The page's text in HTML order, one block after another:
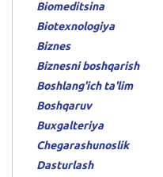
Biomeditsina
Biotexnologiya
Biznes
Biznesni boshqarish
Boshlang'ich ta'lim
Boshqaruv
Buxgalteriya
Chegarashunoslik
Dasturlash